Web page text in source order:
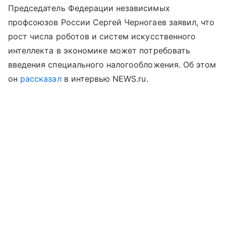
Председатель Федерации независимых
профсоюзов России Сергей Черногаев заявил, что
рост числа роботов и систем искусственного
интеллекта в экономике может потребовать
введения специального налогообложения. Об этом
он рассказалв интервью NEWS.ru.